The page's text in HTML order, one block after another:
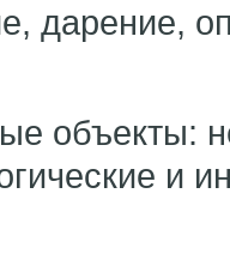
дарение,
объекты:
и